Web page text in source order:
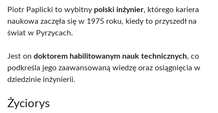
Piotr Paplicki to wybitny polski inżynier, którego kariera
naukowa zaczęła się w 1975 roku, kiedy to przyszedł na
świat w Pyrzycach.
Jest on doktorem habilitowanym nauk technicznych, co
podkreśla jego zaawansowaną wiedzę oraz osiągnięcia w
dziedzinie inżynierii.
Życiorys